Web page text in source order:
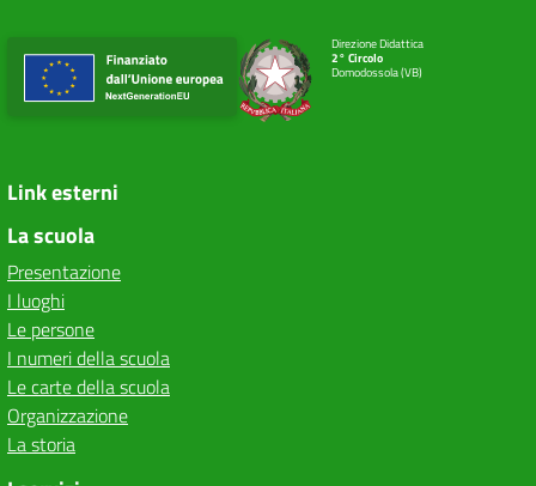
Direzione Didattica
2° Circolo
Domodossola (VB)
Link esterni
La scuola
Presentazione
I luoghi
Le persone
I numeri della scuola
Le carte della scuola
Organizzazione
La storia